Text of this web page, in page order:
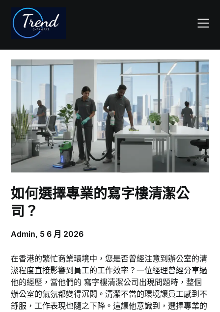
content
如何選擇專業的寫字樓清潔公
司？
Admin, 5 6 月 2026
在香港的繁忙商業環境中，您是否曾經注意到辦公室的清
潔程度直接影響到員工的工作效率？一位經理曾經分享過
他的經歷，當他們的 寫字樓清潔公司出現問題時，整個
辦公室的氣氛都變得沉悶。清潔不當的環境讓員工感到不
舒服，工作表現也隨之下降。這讓他意識到，選擇專業的